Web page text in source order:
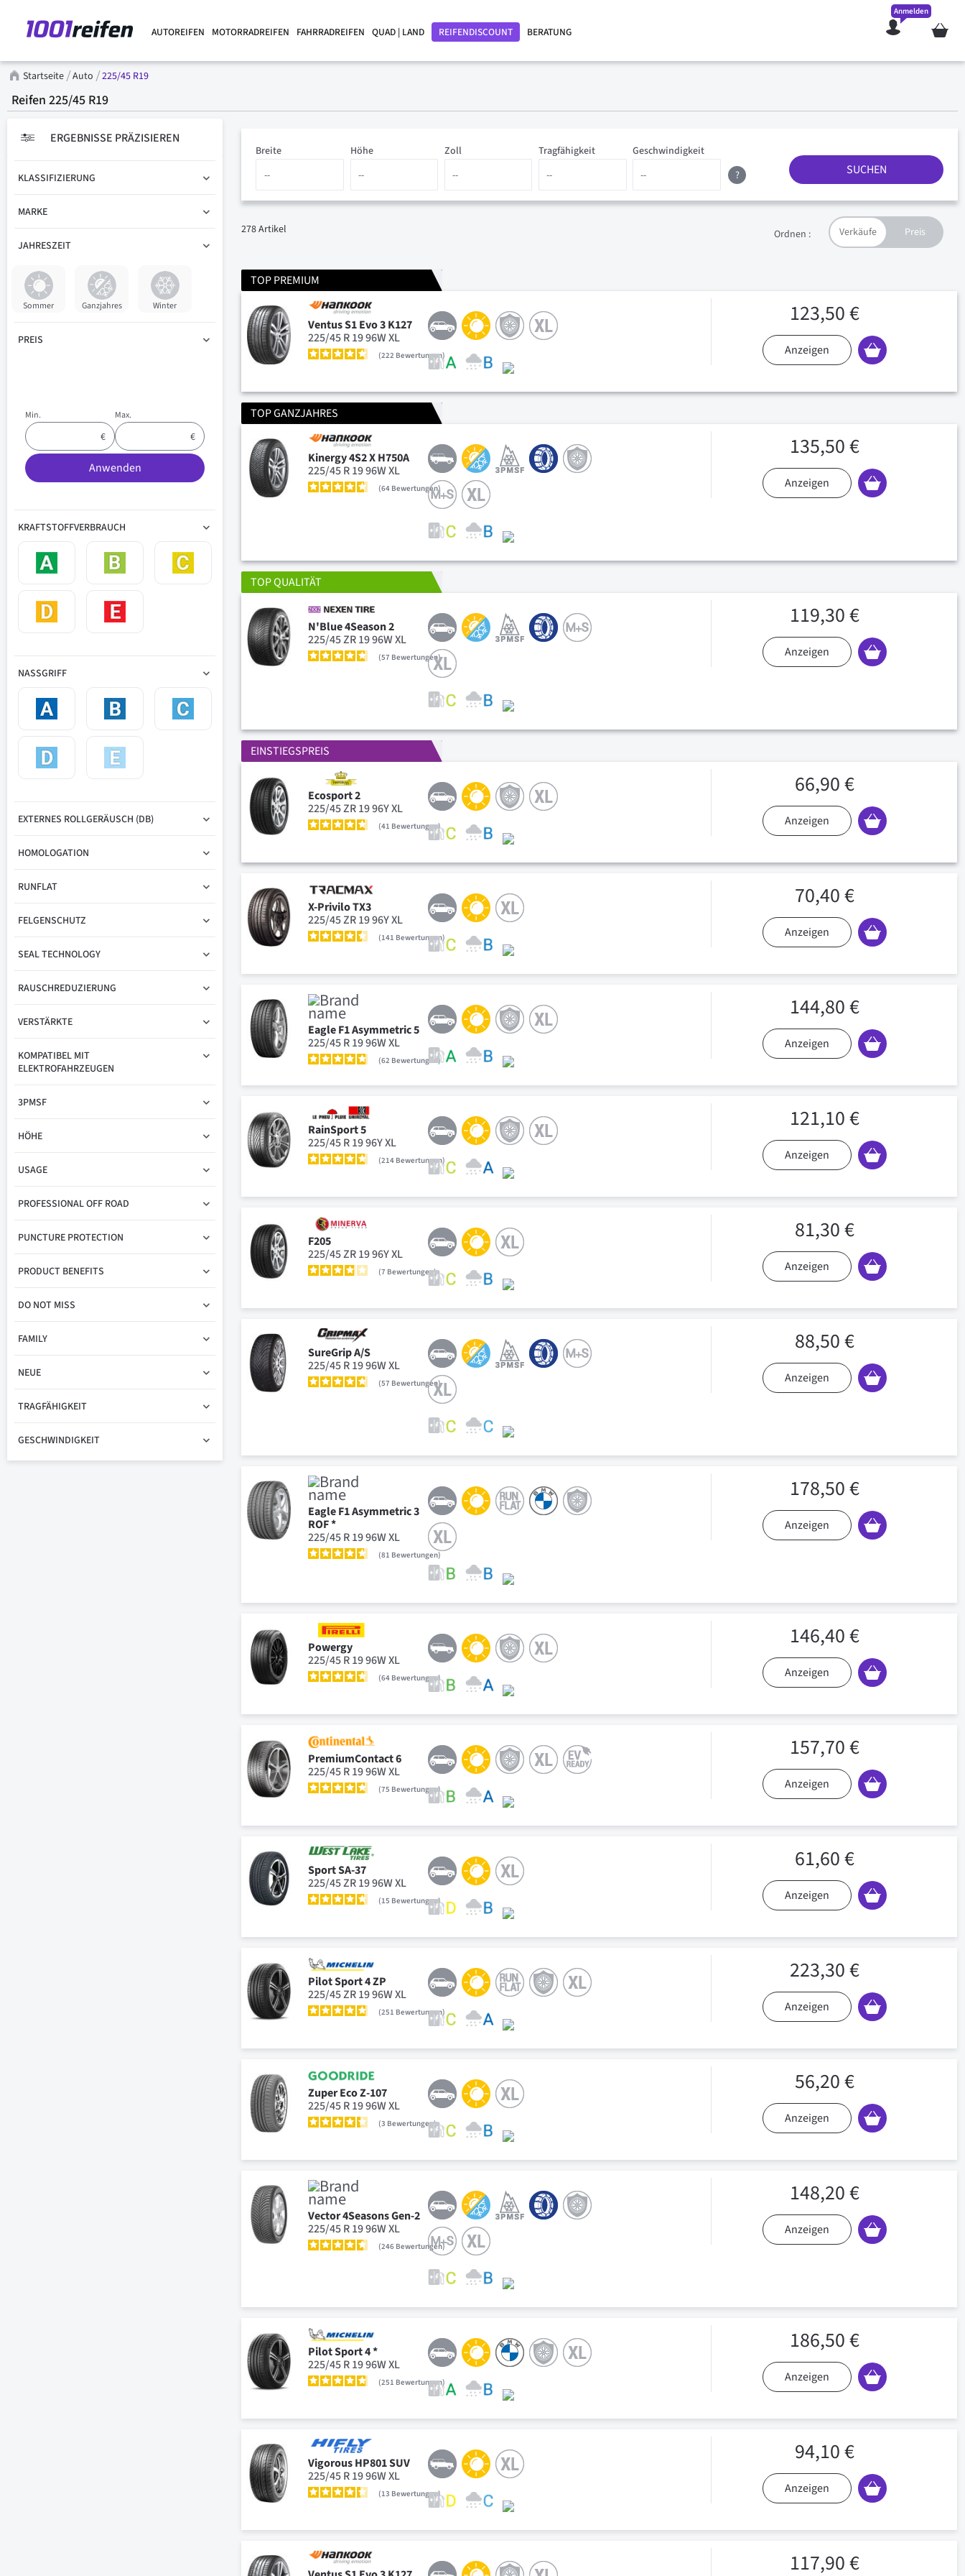
AUTOREIFEN MOTORRADREIFEN FAHRRADREIFEN QUAD | LAND REIFENDISCOUNT BERATUNG Mein
Anmelden
Startseite Auto 225/45 R19
Reifen 225/45 R19
Zoll
Höhe Tragfähigkeit Geschwindigkeit
Breite
?
SUCHEN
278Artikel Ordnen :
TOP PREMIUM
Ventus S1 Evo 3 K127
225/45 R 19 96W XL
222 Bewertungen
123,50 €
Anzeigen
TOP GANZJAHRES
Kinergy 4S2 X H750A
225/45 R 19 96W XL
64 Bewertungen
135,50 €
Anzeigen
TOP QUALITÄT
N'Blue 4Season 2
225/45 ZR 19 96W XL
57 Bewertungen
119,30 €
Anzeigen
EINSTIEGSPREIS
Ecosport 2
225/45 ZR 19 96Y XL
41 Bewertungen
66,90 €
Anzeigen
X-Privilo TX3
225/45 ZR 19 96Y XL
141 Bewertungen
70,40 €
Anzeigen
Eagle F1 Asymmetric 5
225/45 R 19 96W XL
62 Bewertungen
144,80 €
Anzeigen
RainSport 5
225/45 R 19 96Y XL
214 Bewertungen
121,10 €
Anzeigen
F205
225/45 ZR 19 96Y XL
7 Bewertungen
81,30 €
Anzeigen
SureGrip A/S
225/45 R 19 96W XL
57 Bewertungen
88,50 €
Anzeigen
Eagle F1 Asymmetric 3
ROF *
225/45 R 19 96W XL
81 Bewertungen
178,50 €
Anzeigen
Powergy
225/45 R 19 96W XL
64 Bewertungen
146,40 €
Anzeigen
PremiumContact 6
225/45 R 19 96W XL
75 Bewertungen
157,70 €
Anzeigen
Sport SA-37
225/45 ZR 19 96W XL
15 Bewertungen
61,60 €
Anzeigen
Pilot Sport 4 ZP
225/45 ZR 19 96W XL
251 Bewertungen
223,30 €
Anzeigen
Zuper Eco Z-107
225/45 R 19 96W XL
3 Bewertungen
56,20 €
Anzeigen
Vector 4Seasons Gen-2
225/45 R 19 96W XL
246 Bewertungen
148,20 €
Anzeigen
Pilot Sport 4 *
225/45 R 19 96W XL
251 Bewertungen
186,50 €
Anzeigen
Vigorous HP801 SUV
225/45 R 19 96W XL
13 Bewertungen
94,10 €
Anzeigen
117,90 €
ERGEBNISSE PRÄZISIEREN
KLASSIFIZIERUNG
MARKE
JAHRESZEIT
Sommer Ganzjahres Winter
PREIS
Min. Max.
Anwenden
KRAFTSTOFFVERBRAUCH
NASSGRIFF
EXTERNES ROLLGERÄUSCH (DB)
HOMOLOGATION
RUNFLAT
FELGENSCHUTZ
SEAL TECHNOLOGY
RAUSCHREDUZIERUNG
VERSTÄRKTE
KOMPATIBEL MIT
ELEKTROFAHRZEUGEN
3PMSF
HÖHE
USAGE
PROFESSIONAL OFF ROAD
PUNCTURE PROTECTION
PRODUCT BENEFITS
DO NOT MISS
FAMILY
NEUE
TRAGFÄHIGKEIT
GESCHWINDIGKEIT